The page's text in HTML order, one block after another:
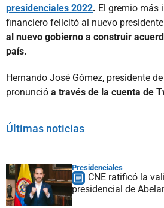
presidenciales 2022. El gremio más
financiero felicitó al nuevo
al nuevo gobierno a construir
país.
Hernando José Gómez, presidente
pronunció a través de la cuenta de
Últimas noticias
Presidenciales
CNE ratificó la
presidencial de